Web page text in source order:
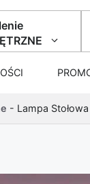
- Lampa